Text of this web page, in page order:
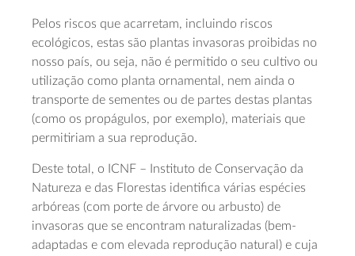
Pelos riscos que acarretam, incluindo riscos
ecológicos, estas são plantas invasoras proibidas no
nosso país, ou seja, não é permitido o seu cultivo ou
utilização como planta ornamental, nem ainda o
transporte de sementes ou de partes destas plantas
(como os propágulos, por exemplo), materiais que
permitiriam a sua reprodução.
Deste total, o ICNF – Instituto de Conservação da
Natureza e das Florestas identifica várias espécies
arbóreas (com porte de árvore ou arbusto) de
invasoras que se encontram naturalizadas (bem-
adaptadas e com elevada reprodução natural) e cuja